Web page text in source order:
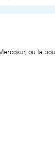
ou la